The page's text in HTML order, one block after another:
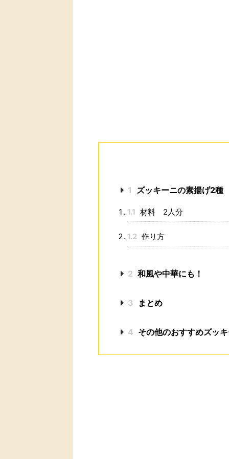
1 ズッキーニの素揚げ2種
1.1 材料 2人分
1.2 作り方
2 和風や中華にも！
3 まとめ
4 その他のおすすめズッ